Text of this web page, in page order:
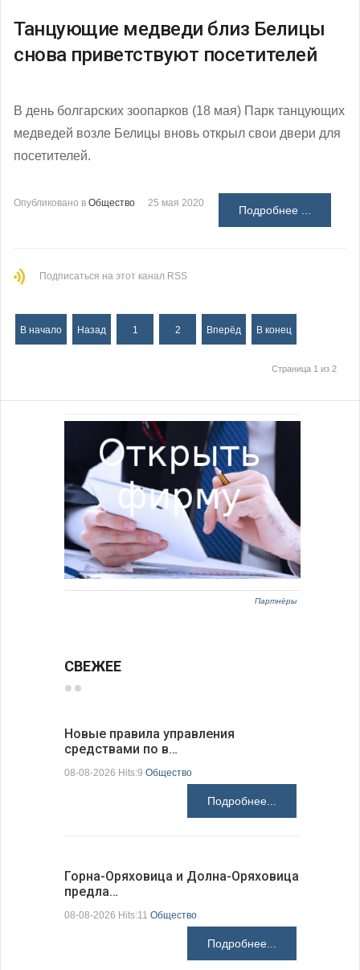
Танцующие медведи близ Белицы
снова приветствуют посетителей
В день болгарских зоопарков (18 мая) Парк танцующих
медведей возле Белицы вновь открыл свои двери для
посетителей.
Опубликовано в Общество 25 мая 2020
Подробнее ...
Подписаться на этот канал RSS
В начало Назад 1 2 Вперёд В конец
Страница 1 из 2
Партнёры
СВЕЖЕЕ
Новые правила управления
средствами по в…
08-08-2026 Hits:9 Общество
Подробнее...
Горна-Оряховица и Долна-Оряховица
предла…
08-08-2026 Hits:11 Общество
Подробнее...